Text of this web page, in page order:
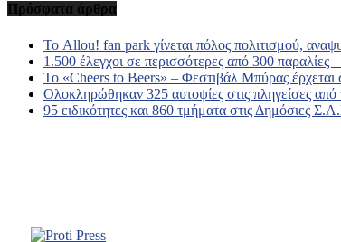
Πρόσφατα άρθρα
Το Allou! fan park γίνεται πόλος πολιτισμού,
1.500 έλεγχοι σε περισσότερες από 300 παραλίες
Το «Cheers to Beers» – Φεστιβάλ Μπύρας έρχεται
Ολοκληρώθηκαν 325 αυτοψίες στις πληγείσες από
95 ειδικότητες και 860 τμήματα στις Δημόσιες